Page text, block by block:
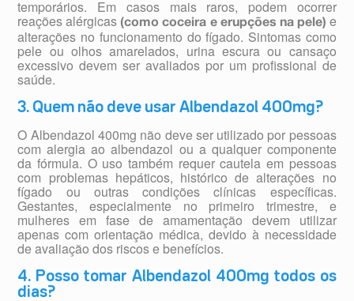
temporários. Em casos mais raros, podem ocorrer
reações alérgicas (como coceira e erupções na pele) e
alterações no funcionamento do fígado. Sintomas como
pele ou olhos amarelados, urina escura ou cansaço
excessivo devem ser avaliados por um profissional de
saúde.
3. Quem não deve usar Albendazol 400mg?
O Albendazol 400mg não deve ser utilizado por pessoas
com alergia ao albendazol ou a qualquer componente
da fórmula. O uso também requer cautela em pessoas
com problemas hepáticos, histórico de alterações no
fígado ou outras condições clínicas específicas.
Gestantes, especialmente no primeiro trimestre, e
mulheres em fase de amamentação devem utilizar
apenas com orientação médica, devido à necessidade
de avaliação dos riscos e benefícios.
4. Posso tomar Albendazol 400mg todos os
dias?